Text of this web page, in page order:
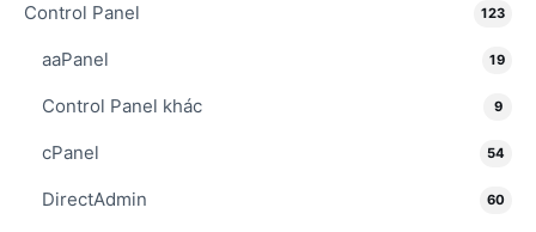
Control Panel 123
aaPanel 19
Control Panel khác 9
cPanel 54
DirectAdmin 60